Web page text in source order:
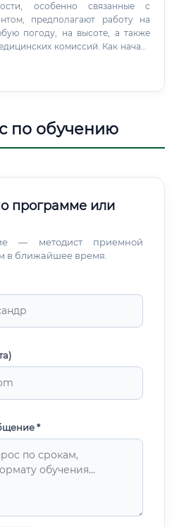
особенно связанные с
предполагают работу на
погоду, на высоте, а также
комиссий. Как начать
следующим образом: Шаг 1:
по обучению
программе или
— методист приемной
в ближайшее время.
*